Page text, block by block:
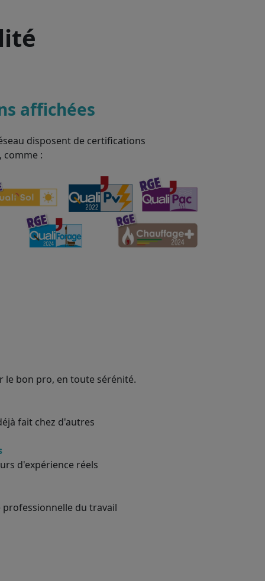
affichées
disposent de certifications
comme :
le bon pro, en toute sérénité.
fait chez d'autres
d'expérience réels
du travail